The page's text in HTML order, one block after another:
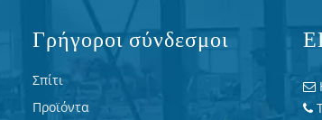
Γρήγοροι σύνδεσμοι
Σπίτι
Προϊόντα

